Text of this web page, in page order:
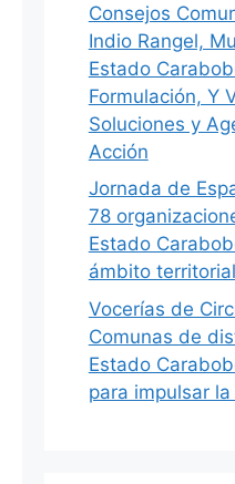
Consejos
Indio Rangel,
Estado
Formulación, Y
Soluciones y
Acción
Jornada de
78
Estado
ámbito territorial
Vocerías de
Comunas de
Estado
para impulsar